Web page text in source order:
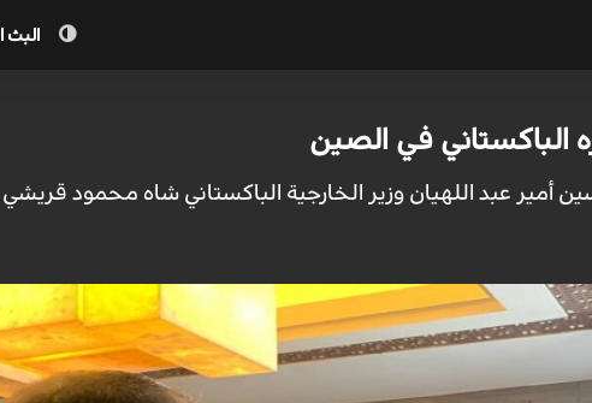
البث
الباكستاني في الصين
حسين أمير عبد اللهيان وزير الخارجية الباكستاني شاه محمود